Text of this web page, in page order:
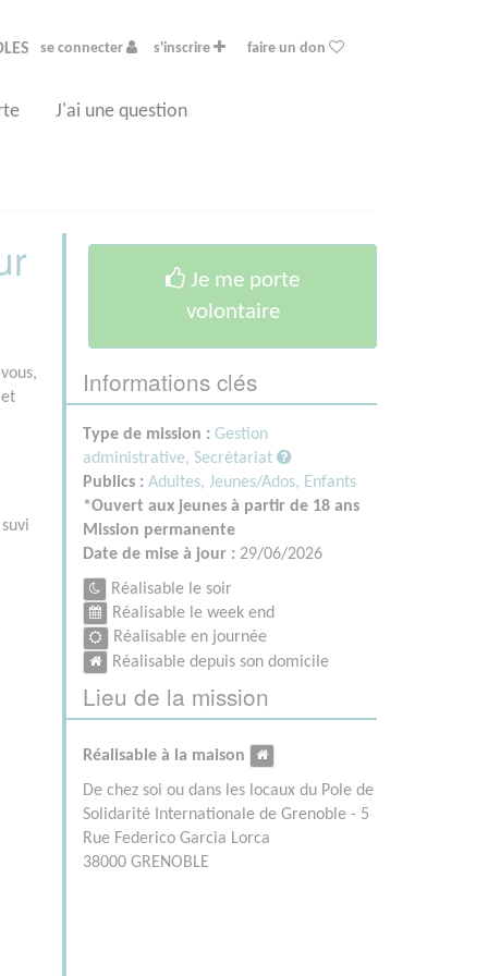
se connecter s'inscrire faire un don
J'ai une question
Je me porte
volontaire
Informations clés
Type de mission : Gestion
administrative, Secrétariat
Publics : Adultes, Jeunes/Ados, Enfants
*Ouvert aux jeunes à partir de 18 ans
Mission permanente
Date de mise à jour : 29/06/2026
Réalisable le soir
Réalisable le week end
Réalisable en journée
Réalisable depuis son domicile
Lieu de la mission
Réalisable à la maison
De chez soi ou dans les locaux du Pole de
Solidarité Internationale de Grenoble - 5
Rue Federico Garcia Lorca
38000 GRENOBLE